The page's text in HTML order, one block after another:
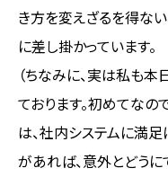
き方を変えざるを得な
に差し掛かっています。
（ちなみに、実は私も
ております。初めてなの
は、社内システムに満
があれば、意外とどう